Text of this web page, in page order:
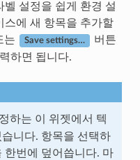
설정을 쉽게 환경 설
스에 새 항목을 추가할
는 Save settings…
버튼
하면 됩니다.
하는 이 위젯에서 텍
니다. 항목을 선택하
한번에 덮어씁니다. 마